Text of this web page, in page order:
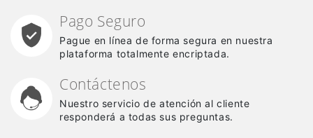
Pago Seguro
Pague en línea de forma segura en nuestra
plataforma totalmente encriptada.
Contáctenos
Nuestro servicio de atención al cliente
responderá a todas sus preguntas.